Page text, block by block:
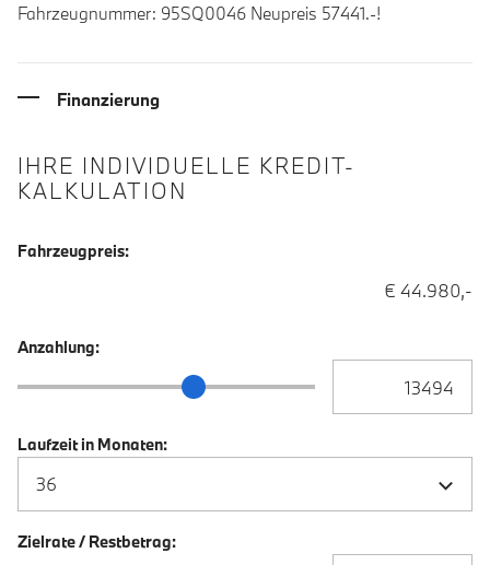
Fahrzeugnummer: 95SQ0046 Neupreis 57441.-!
Finanzierung
IHRE INDIVIDUELLE KREDIT-
KALKULATION
Fahrzeugpreis:
€ 44.980,-
Anzahlung:
Anzahlung Schieberegler
Laufzeit in Monaten:
Zielrate / Restbetrag: